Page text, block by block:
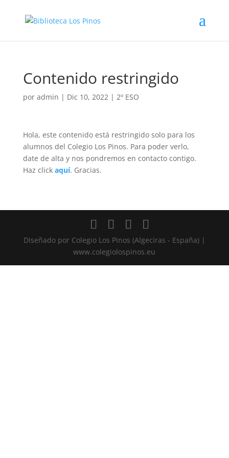
Contenido restringido
por admin | Dic 10, 2022| 2º ESO
Hola, este contenido está restringido solo para los
alumnos del Colegio Los Pinos. Para poder verlo,
date de alta y nos pondremos en contacto contigo.
Haz click aquí. Gracias.
DIseñado por Colegio Los Pinos (Algeciras - España) |
www.colegiolospinos.eu